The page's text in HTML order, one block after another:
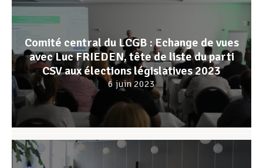
Comité central du LCGB : Echange de vues
avec Luc FRIEDEN, tête de liste du parti
CSV aux élections législatives 2023
6 juin 2023